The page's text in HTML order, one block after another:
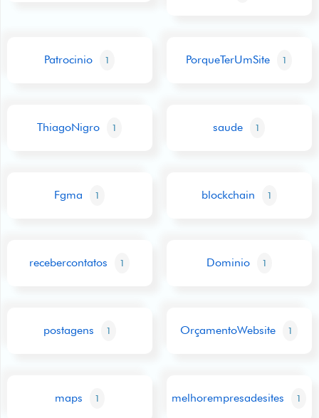
Patrocinio 1 PorqueTerUmSite 1
ThiagoNigro 1 saude 1
Fgma 1 blockchain 1
recebercontatos 1 Dominio 1
postagens 1 OrçamentoWebsite 1
maps 1 melhorempresadesites 1